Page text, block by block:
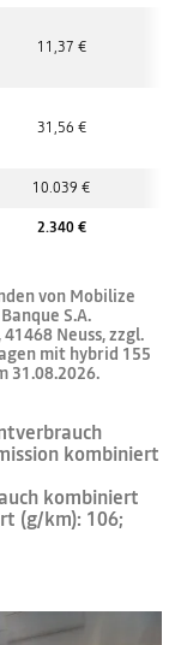
11,37 €
31,56 €
10.039 €
2.340 €
von Mobilize
S.A.
Neuss, zzgl.
mit hybrid 155
31.08.2026.
kombiniert
kombiniert
(g/km): 106;